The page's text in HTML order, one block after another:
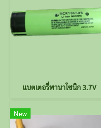
แบตเตอรี่พานาโซนิก 3.7V
New